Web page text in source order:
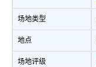
场地类型
地点
场地评级